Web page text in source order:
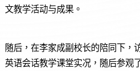
文教学活动与成果。
随后，在李家成副校长的陪同下，
英语会话教学课堂实况，随后参观